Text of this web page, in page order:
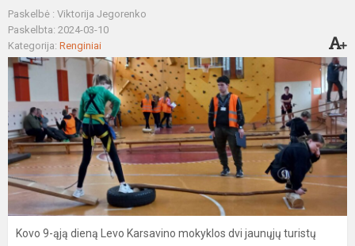
Paskelbė : Viktorija Jegorenko
Paskelbta: 2024-03-10
Kategorija: Renginiai
Kovo 9-ąją dieną Levo Karsavino mokyklos dvi jaunųjų turistų